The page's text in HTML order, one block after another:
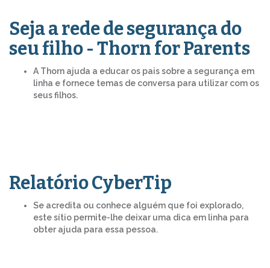
Seja a rede de segurança do
seu filho - Thorn for Parents
A Thorn ajuda a educar os pais sobre a segurança em
linha e fornece temas de conversa para utilizar com os
seus filhos.
Relatório CyberTip
Se acredita ou conhece alguém que foi explorado,
este sítio permite-lhe deixar uma dica em linha para
obter ajuda para essa pessoa.